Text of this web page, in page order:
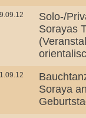
Solo-/
Sorayas
Soraya